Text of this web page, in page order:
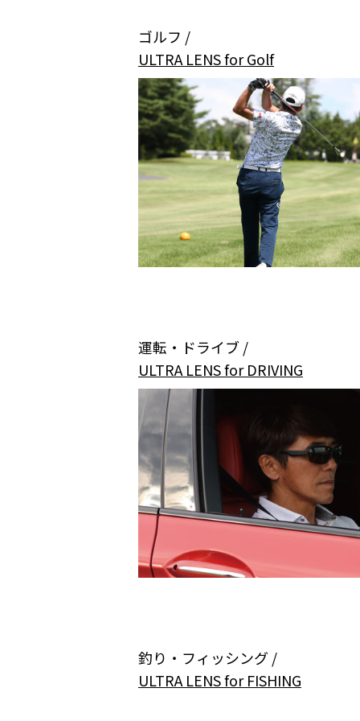
ゴルフ /
ULTRA LENS for Golf
運転・ドライブ /
ULTRA LENS for DRIVING
釣り・フィッシング /
ULTRA LENS for FISHING